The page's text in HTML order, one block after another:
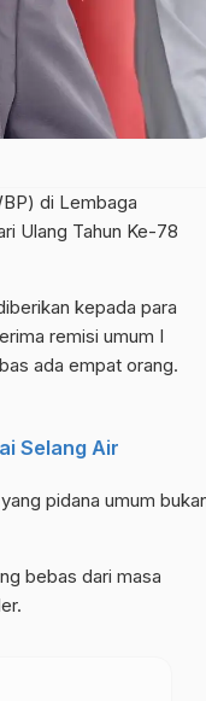
di Lembaga
Ulang Tahun Ke-78
kepada para
remisi umum I
ada empat orang.
Selang Air
pidana umum
bebas dari masa